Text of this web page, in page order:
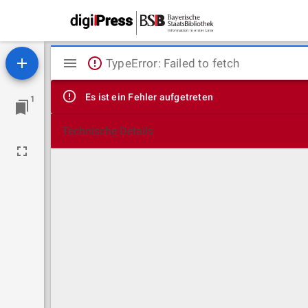
1
Mirador
Viewer
TypeError: Failed to fetch
Es ist ein Fehler aufgetreten
Technische Details